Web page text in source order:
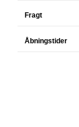
Fragt
Åbningstider